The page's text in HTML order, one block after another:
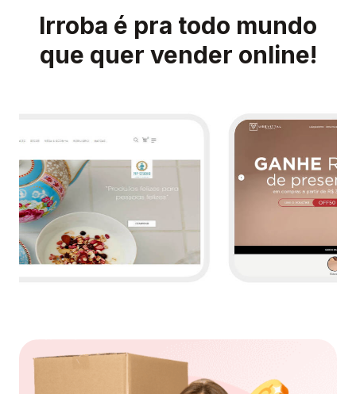
Irroba é pra todo mundo
que quer vender online!